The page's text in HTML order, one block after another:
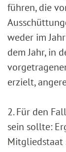
führen, die
weder im
dem Jahr, in
erzielt,
2. Für den
sein sollte:
Mitgliedstaat